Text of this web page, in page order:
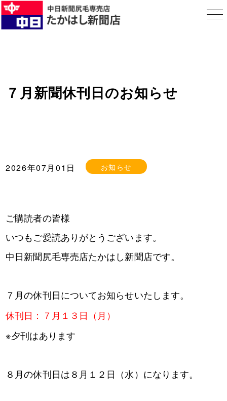
７月新聞休刊日のお知らせ
2026年07月01日 お知らせ
ご購読者の皆様
いつもご愛読ありがとうございます。
中日新聞尻毛専売店たかはし新聞店です。
７月の休刊日についてお知らせいたします。
休刊日：７月１３日（月）
※夕刊はあります
８月の休刊日は８月１２日（水）になります。